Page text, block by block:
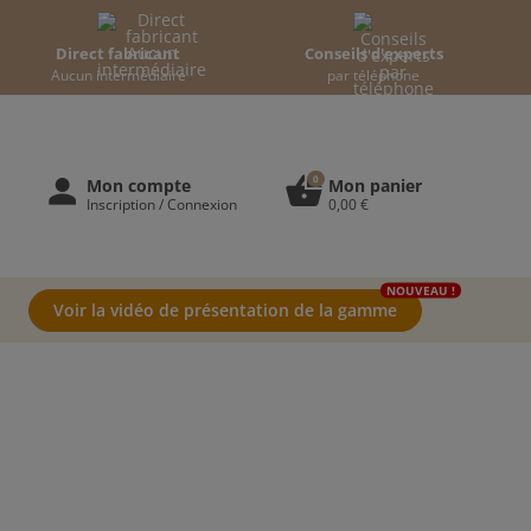
Direct fabricant
Aucun intermédiaire
Conseils d'experts
par téléphone
person Mon compte
Inscription / Connexion shopping_basket
0 Mon panier
0,00 €
Voir la vidéo de présentation de la gamme
NOUVEAU !